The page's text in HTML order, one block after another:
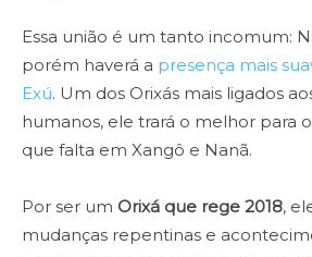
Essa união é um tanto incomum:
porém haverá a presença mais
Exú. Um dos Orixás mais ligados
humanos, ele trará o melhor para
que falta em Xangô e Nanã.
Por ser um Orixá que rege 2018,
mudanças repentinas e